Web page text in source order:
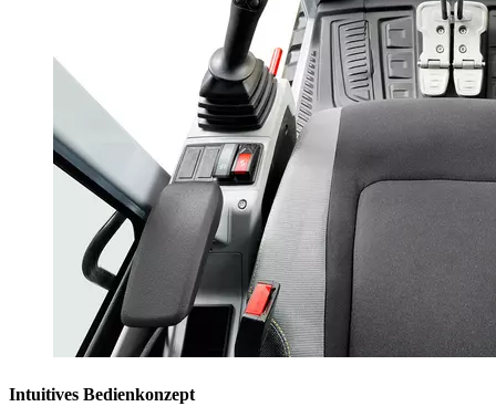
Intuitives Bedienkonzept